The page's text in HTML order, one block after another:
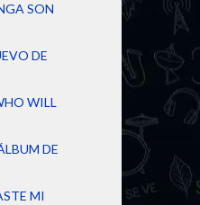
SON
DE
WILL
DE
MI